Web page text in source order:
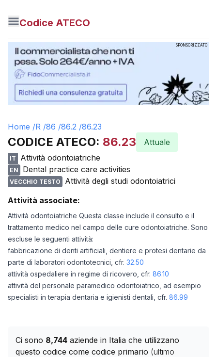
Codice ATECO
SPONSORIZZATO
Home /R /86 /86.2 /86.23
CODICE ATECO: 86.23 Attuale
IT Attività odontoiatriche
EN Dental practice care activities
VECCHIO TESTO
Attività degli studi odontoiatrici
Attività associate:
Attività odontoiatriche Questa classe include il consulto e il
trattamento medico nel campo delle cure odontoiatriche. Sono
escluse le seguenti attività:
fabbricazione di denti artificiali, dentiere e protesi dentarie da
parte di laboratori odontotecnici, cfr. 32.50
attività ospedaliere in regime di ricovero, cfr. 86.10
attività del personale paramedico odontoiatrico, ad esempio
specialisti in terapia dentaria e igienisti dentali, cfr. 86.99
Ci sono 8,744 aziende in Italia che utilizzano
questo codice come codice primario (ultimo